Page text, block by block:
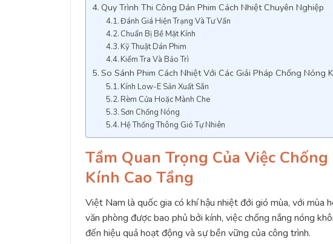
Quy Trình Thi Công Dán Phim Cách Nhiệt Chuyên Nghiệp
Đánh Giá Hiện Trạng Và Tư Vấn
Chuẩn Bị Bề Mặt Kính
Kỹ Thuật Dán Phim
Kiểm Tra Và Bảo Trì
So Sánh Phim Cách Nhiệt Với Các Giải Pháp Chống Nóng
Kính Low-E Sản Xuất Sẵn
Rèm Cửa Hoặc Mành Che
Sơn Chống Nóng
Hệ Thống Thông Gió Tự Nhiên
Tầm Quan Trọng Của Việc
Kính Cao Tầng
Việt Nam là quốc gia có khí hậu nhiệt đới gió mùa, với mùa
văn phòng được bao phủ bởi kính, việc chống nắng nóng
đến hiệu quả hoạt động và sự bền vững của công trình.